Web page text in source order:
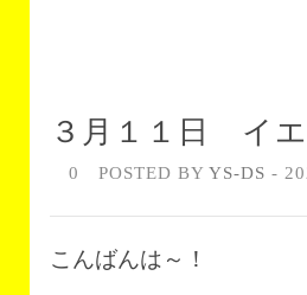
３月１１日 イ
0 POSTED BY YS-DS -
こんばんは～！